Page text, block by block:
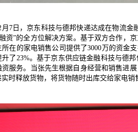
月 7日，京东科技与德邦快递达成在物流
资”的全方位解决方案。基于双方合作，
所在的家电销售公司 提供了3000 万的资金
升了23%。基于京东供应链金融科技与德
服务。当张先生根据自身经营和销售进
时释放货物，将货物随时出库交给家电销